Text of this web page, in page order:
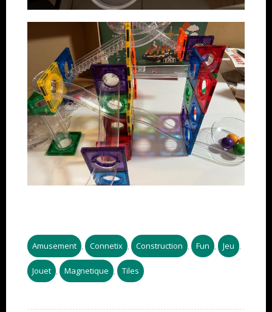
Amusement , Connetix , Construction , Fun , Jeu ,
Jouet , Magnetique , Tiles